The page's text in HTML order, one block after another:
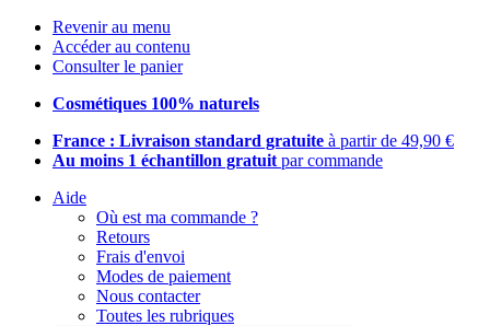
Revenir au menu
Accéder au contenu
Consulter le panier
Cosmétiques 100% naturels
France : Livraison standard gratuite à partir de 49,90 €
Au moins 1 échantillon gratuit par commande
Aide
Où est ma commande ?
Retours
Frais d'envoi
Modes de paiement
Nous contacter
Toutes les rubriques